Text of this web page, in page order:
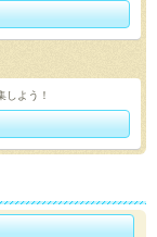
しよう！